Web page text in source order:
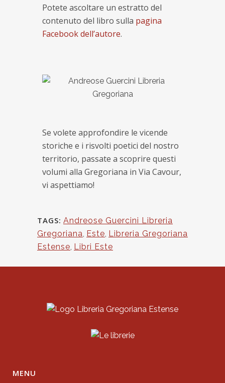
Potete ascoltare un estratto del
contenuto del libro sulla pagina
Facebook dell’autore.
Se volete approfondire le vicende
storiche e i risvolti poetici del nostro
territorio, passate a scoprire questi
volumi alla Gregoriana in Via Cavour,
vi aspettiamo!
TAGS: Andreose Guercini Libreria
Gregoriana, Este, Libreria Gregoriana
Estense, Libri Este
MENU